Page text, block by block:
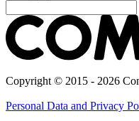
Copyright © 2015 - 2026
Personal Data and Privacy